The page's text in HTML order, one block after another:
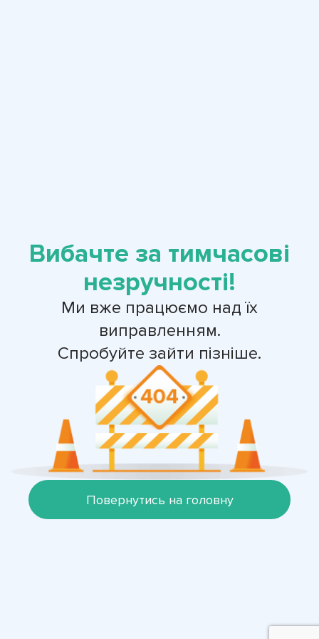
Вибачте за тимчасові
незручності!
Ми вже працюємо над їх
виправленням.
Спробуйте зайти пізніше.
Повернутись на головну